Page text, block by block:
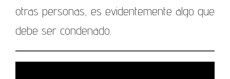
otras personas, es evidentemente algo que
debe ser condenado.